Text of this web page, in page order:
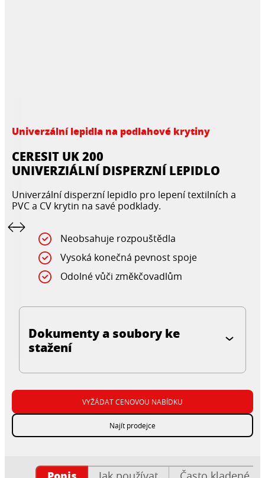
Univerzální lepidla na podlahové krytiny
CERESIT UK 200
UNIVERZIÁLNÍ DISPERZNÍ LEPIDLO
Univerzální disperzní lepidlo pro lepení textilních a
PVC a CV krytin na savé podklady.
Neobsahuje rozpouštědla
Vysoká konečná pevnost spoje
Odolné vůči změkčovadlům
Dokumenty a soubory ke
stažení
VYŽÁDAT CENOVOU NABÍDKU
Najít prodejce